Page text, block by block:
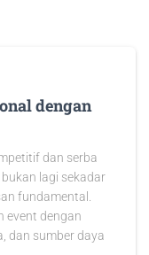
dengan
dan serba
lagi sekadar
fundamental.
event dengan
dan sumber daya